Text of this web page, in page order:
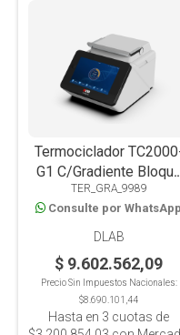
Termociclador
G1 C/Gradiente
Simple, Pantalla Color
10.1" Wifi-Usb
TER_GRA_9989
Consulte por WhatsApp
DLAB
$ 9.602.562,09
Precio Sin Impuestos Nacionales:
$8.690.101,44
Hasta en 3 cuotas de